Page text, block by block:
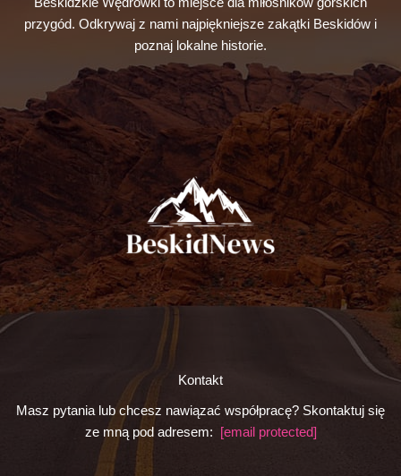
przygód. Odkrywaj z nami najpiękniejsze zakątki Beskidów i
poznaj lokalne historie.
Kontakt
Masz pytania lub chcesz nawiązać współpracę? Skontaktuj się
ze mną pod adresem:
[email protected]